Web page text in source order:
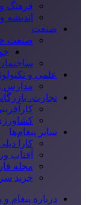
فرهنگ و
اندیشه
صنعت
صنعت
علمی و
مدارس
تجارت،
سایر پیغام‌ها
کارا
آفتاب
مجله
خرید
درباره پیغام